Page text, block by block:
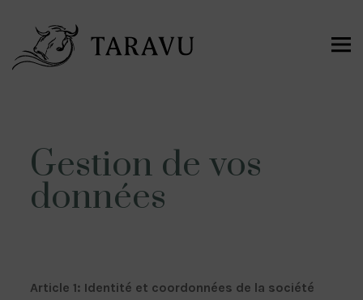
Gestion de vos
données
Article 1: Identité et coordonnées de la société